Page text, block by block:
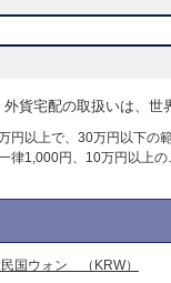
外貨宅配の取扱いは、世
円以上で、30万円以下の
律1,000円、10万円以上
国ウォン （KRW）